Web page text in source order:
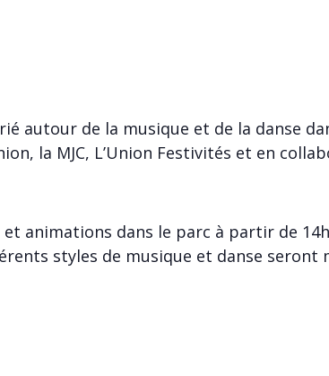
autour de la musique et de la danse
la MJC, L’Union Festivités et en
animations dans le parc à partir de
styles de musique et danse seront